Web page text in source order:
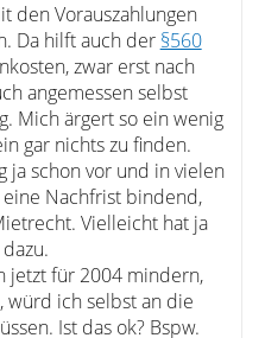
den Vorauszahlungen
Da hilft auch der §560
zwar erst nach
angemessen selbst
Mich ärgert so ein wenig
gar nichts zu finden.
ja schon vor und in vielen
Nachfrist bindend,
Vielleicht hat ja
jetzt für 2004 mindern,
würd ich selbst an die
Ist das ok? Bspw.